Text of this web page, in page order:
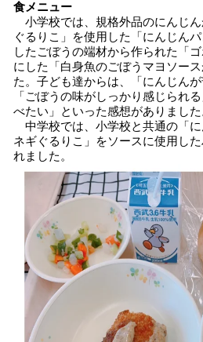
食メニュー
小学校では、規格外品のにんじ
ぐるりこ」を使用した「にんじん
したごぼうの端材から作られた「
にした「白身魚のごぼうマヨソー
た。子ども達からは、「にんじんが
「ごぼうの味がしっかり感じられ
べたい」といった感想がありました
中学校では、小学校と共通の「
ネギぐるりこ」をソースに使用し
れました。